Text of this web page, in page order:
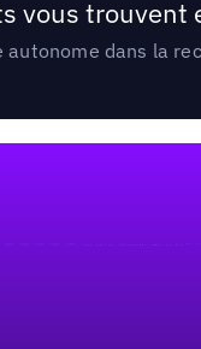
vous trouvent
dans la